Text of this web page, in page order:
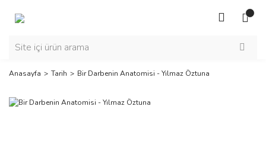
Anasayfa Tarih Bir Darbenin Anatomisi - Yılmaz Öztuna